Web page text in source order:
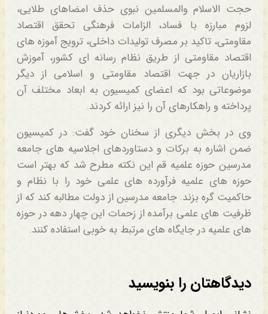
حجت الاسلام والمسلمین نبوی حذف امضاهای طلایی،
لزوم مبارزه با فساد، الزامات فرهنگی تحقق اقتصاد
مقاومتی، تاکید بر مصرف تولیدات داخلی، ترویج آموزه های
اقتصاد مقاومتی از طریق نظام رسانه ای کشور، آموزش
بازاریان در جهت اقتصاد مقاومتی و اسلامی از دیگر
موضوعاتی بود که اعضای کمیسیون به ابعاد مختلف آن
پرداخته و راهکارهای آن را نیز ارائه کردند.
وی در بخش دیگری از سخنان خود گفت: در کمیسیون
ضمن اشاره به برکات و دستاوردهای اجلاسیه های جامعه
مدرسین حوزه علمیه قم این نکته مطرح شد که بهتر است
حوزه های علمیه فرآورده های علمی خود را با نظام و
حاکمیت گره بزند. جامعه مدرسین از دولت مطالبه کند که از
ظرفیت های علمی برآمده از زحمات این چهار دهه در حوزه
های علمیه در جایگاه های مرتبط به خوبی استفاده کنند.
دیدگاهتان را بنویسید